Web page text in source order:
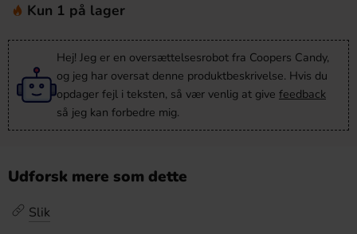
Kun 1 på lager
Hej! Jeg er en oversættelsesrobot fra Coopers Candy,
og jeg har oversat denne produktbeskrivelse. Hvis du
opdager fejl i teksten, så vær venlig at give feedback
så jeg kan forbedre mig.
Udforsk mere som dette
Slik